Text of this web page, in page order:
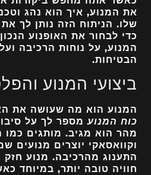
את המנוע, איך הוא נהג
שלו. הניתוח הזה נותן לך
כדי לבחור את האופנוע
המנוע, על נוחות הרכיבה
הבטיחות.
ביצועי המנוע
המנוע הוא מה שעושה את
כוח המנועמספר לך על
מהר הוא מגיב. מותגים כמו
וקוואסאקי יוצרים מנועים
התענוג מהרכיבה. מנוע
חוויה טובה יותר, במיוחד